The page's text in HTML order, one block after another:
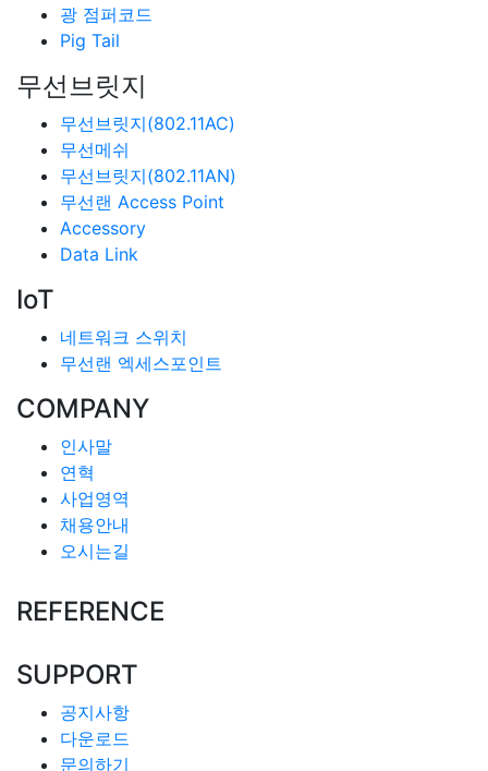
광 점퍼코드
Pig Tail
무선브릿지
무선브릿지(802.11AC)
무선메쉬
무선브릿지(802.11AN)
무선랜 Access Point
Accessory
Data Link
IoT
네트워크 스위치
무선랜 엑세스포인트
COMPANY
인사말
연혁
사업영역
채용안내
오시는길
REFERENCE
SUPPORT
공지사항
다운로드
문의하기